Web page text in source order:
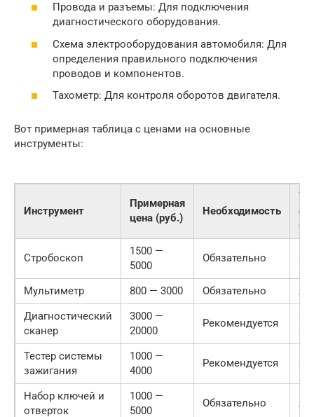
Провода и разъемы: Для подключения
диагностического оборудования.
Схема электрооборудования автомобиля: Для
определения правильного подключения
проводов и компонентов.
Тахометр: Для контроля оборотов двигателя.
Вот примерная таблица с ценами на основные
инструменты:
Инструмент
Примерная
цена (руб.)
Необходимость
Стробоскоп
1500 —
5000
Обязательно
Мультиметр 800 — 3000 Обязательно
Диагностический
сканер
3000 —
20000
Рекомендуется
Тестер системы
зажигания
1000 —
4000
Рекомендуется
Набор ключей и
отверток
1000 —
5000
Обязательно